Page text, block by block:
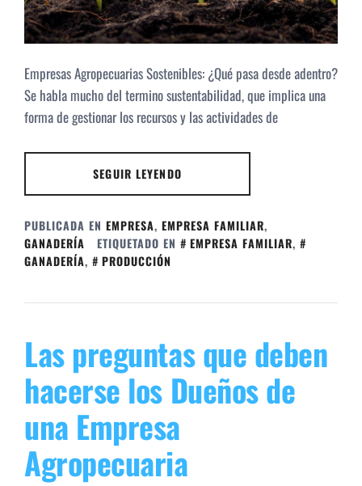
Empresas Agropecuarias Sostenibles: ¿Qué pasa desde adentro?
Se habla mucho del termino sustentabilidad, que implica una
forma de gestionar los recursos y las actividades de
SEGUIR LEYENDO
PUBLICADA EN EMPRESA, EMPRESA FAMILIAR,
GANADERÍA
ETIQUETADO EN EMPRESA FAMILIAR,
GANADERÍA, PRODUCCIÓN
Las preguntas que deben
hacerse los Dueños de
una Empresa
Agropecuaria